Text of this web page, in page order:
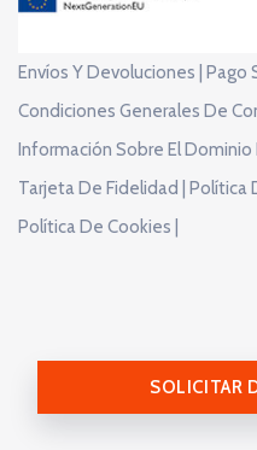
Envíos Y Devoluciones |
Pago
Condiciones Generales De
Información Sobre El Dominio
Tarjeta De Fidelidad |
Política
Política De Cookies |
SOLICITAR